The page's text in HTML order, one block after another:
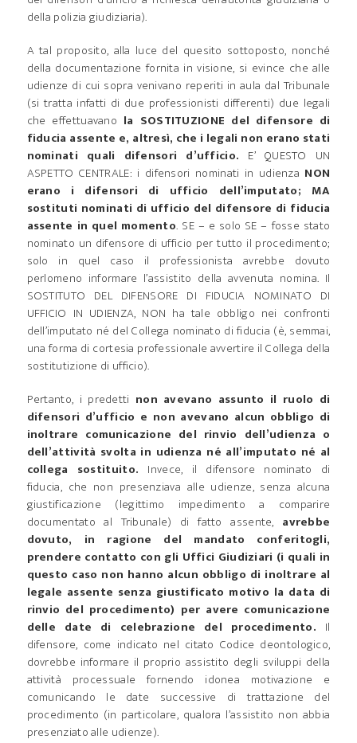
della polizia giudiziaria).
A tal proposito, alla luce del quesito sottoposto, nonché
della documentazione fornita in visione, si evince che alle
udienze di cui sopra venivano reperiti in aula dal Tribunale
(si tratta infatti di due professionisti differenti) due legali
che effettuavano la SOSTITUZIONE del difensore di
fiducia assente e, altresì, che i legali non erano stati
nominati quali difensori d’ufficio. E’ QUESTO UN
ASPETTO CENTRALE: i difensori nominati in udienza NON
erano i difensori di ufficio dell’imputato; MA
sostituti nominati di ufficio del difensore di fiducia
assente in quel momento. SE – e solo SE – fosse stato
nominato un difensore di ufficio per tutto il procedimento;
solo in quel caso il professionista avrebbe dovuto
perlomeno informare l’assistito della avvenuta nomina. Il
SOSTITUTO DEL DIFENSORE DI FIDUCIA NOMINATO DI
UFFICIO IN UDIENZA, NON ha tale obbligo nei confronti
dell’imputato né del Collega nominato di fiducia (è, semmai,
una forma di cortesia professionale avvertire il Collega della
sostitutizione di ufficio).
Pertanto, i predetti non avevano assunto il ruolo di
difensori d’ufficio e non avevano alcun obbligo di
inoltrare comunicazione del rinvio dell’udienza o
dell’attività svolta in udienza né all’imputato né al
collega sostituito. Invece, il difensore nominato di
fiducia, che non presenziava alle udienze, senza alcuna
giustificazione (legittimo impedimento a comparire
documentato al Tribunale) di fatto assente, avrebbe
dovuto, in ragione del mandato conferitogli,
prendere contatto con gli Uffici Giudiziari (i quali in
questo caso non hanno alcun obbligo di inoltrare al
legale assente senza giustificato motivo la data di
rinvio del procedimento) per avere comunicazione
delle date di celebrazione del procedimento. Il
difensore, come indicato nel citato Codice deontologico,
dovrebbe informare il proprio assistito degli sviluppi della
attività processuale fornendo idonea motivazione e
comunicando le date successive di trattazione del
procedimento (in particolare, qualora l’assistito non abbia
presenziato alle udienze).